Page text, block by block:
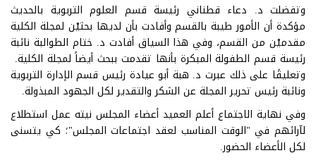
وتفضلت د. دعاء قطناني رئيسة قسم العلوم التربوية بالحديث
مؤكدة أن الأمور طيبة بالقسم وأفادت بأن لديها بحثيْن لمجلة الكلية
مقدميْن من القسم، وفي هذا السياق أفادت د. ختام الطوالبة نائبة
رئيسة قسم الطفولة المبكرة بأنها تقدمت ببحث أيضاً لمجلة الكلية.
وتعليقًا على ذلك عبرت د. هبة أبو عيادة رئيس قسم الإدارة التربوية
ونائبة رئيس تحرير المجلة عن الشكر والتقدير لكل الجهود المبذولة.
وفي نهاية الاجتماع أعلم العميد أعضاء المجلس نيته عمل استطلاع
لآرائهم في "الوقت المناسب لعقد اجتماعات المجلس"؛ كي يتسنى
لكل الأعضاء الحضور.